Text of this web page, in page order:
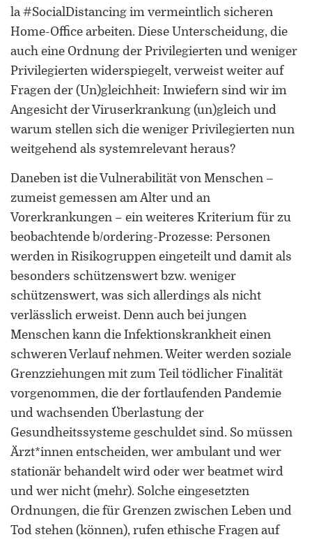
la #SocialDistancing im vermeintlich sicheren
Home-Office arbeiten. Diese Unterscheidung, die
auch eine Ordnung der Privilegierten und weniger
Privilegierten widerspiegelt, verweist weiter auf
Fragen der (Un)gleichheit: Inwiefern sind wir im
Angesicht der Viruserkrankung (un)gleich und
warum stellen sich die weniger Privilegierten nun
weitgehend als systemrelevant heraus?
Daneben ist die Vulnerabilität von Menschen –
zumeist gemessen am Alter und an
Vorerkrankungen – ein weiteres Kriterium für zu
beobachtende b/ordering-Prozesse: Personen
werden in Risikogruppen eingeteilt und damit als
besonders schützenswert bzw. weniger
schützenswert, was sich allerdings als nicht
verlässlich erweist. Denn auch bei jungen
Menschen kann die Infektionskrankheit einen
schweren Verlauf nehmen. Weiter werden soziale
Grenzziehungen mit zum Teil tödlicher Finalität
vorgenommen, die der fortlaufenden Pandemie
und wachsenden Überlastung der
Gesundheitssysteme geschuldet sind. So müssen
Ärzt*innen entscheiden, wer ambulant und wer
stationär behandelt wird oder wer beatmet wird
und wer nicht (mehr). Solche eingesetzten
Ordnungen, die für Grenzen zwischen Leben und
Tod stehen (können), rufen ethische Fragen auf